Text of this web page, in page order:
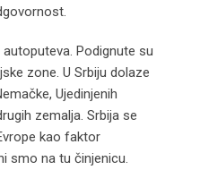
Podignute su
zone. U Srbiju dolaze
Ujedinjenih
zemalja. Srbija se
kao faktor
smo na tu činjenicu.